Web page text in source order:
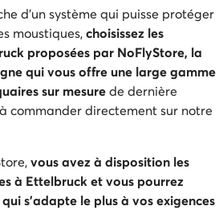
d’un système qui puisse protéger
moustiques,choisissez les
proposées par NoFlyStore, la
qui vous offre une large gamme
sur mesurede dernière
commander directement sur notre
vous avez à disposition les
à Ettelbruck et vous pourrez
s’adapte le plus à vos exigences